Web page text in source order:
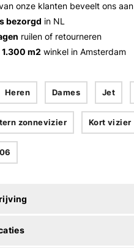
onze klanten beveelt ons aan
bezorgd in NL
ruilen of retourneren
1.300 m2 winkel in Amsterdam
Heren Dames Jet
zonnevizier Kort vizier